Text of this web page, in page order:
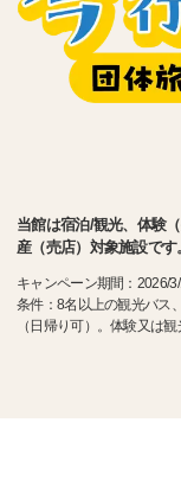
当館は宿泊/観光、体験
産（売店）対象施設です
キャンペーン期間：2026/
条件：8名以上の観光バス
（日帰り可）。体験又は観